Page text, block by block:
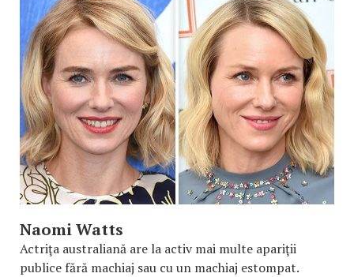
Naomi Watts
Actriţa australiană are la activ mai multe apariţii
publice fără machiaj sau cu un machiaj estompat.